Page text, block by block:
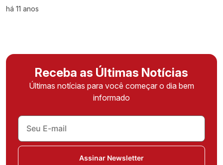
há 11 anos
Receba as Últimas Notícias
Últimas notícias para você começar o dia bem
informado
Assinar Newsletter